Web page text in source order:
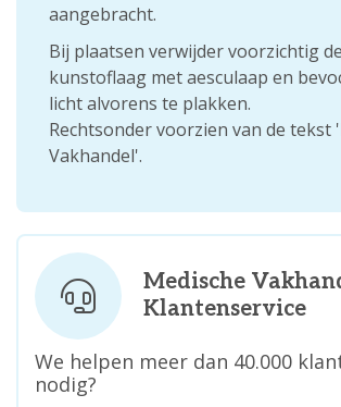
aangebracht.
Bij plaatsen verwijder voorzichtig
kunstoflaag met aesculaap en
licht alvorens te plakken.
Rechtsonder voorzien van de tekst
Vakhandel'.
Medische
Klantenservice
We helpen meer dan 40.000
nodig?